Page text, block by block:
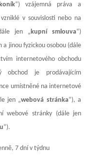
“) vzájemná práva a
v souvislosti nebo na
jen „ kupní smlouva“)
jinou fyzickou osobou (dále
internetového obchodu
obchod je prodávajícím
umístněné na internetové
jen „webová stránka“), a
webové stránky (dále jen
“).
7 dní v týdnu